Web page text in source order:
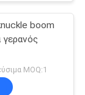
boom
MOQ:1